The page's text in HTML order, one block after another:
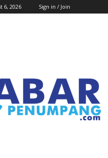
6, 2026 Sign in / Join